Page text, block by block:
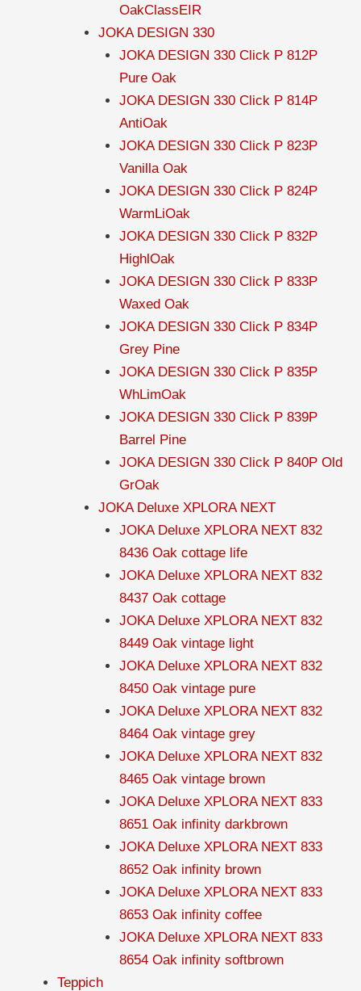
OakClassEIR
JOKA DESIGN 330
JOKA DESIGN 330 Click P 812P
Pure Oak
JOKA DESIGN 330 Click P 814P
AntiOak
JOKA DESIGN 330 Click P 823P
Vanilla Oak
JOKA DESIGN 330 Click P 824P
WarmLiOak
JOKA DESIGN 330 Click P 832P
HighlOak
JOKA DESIGN 330 Click P 833P
Waxed Oak
JOKA DESIGN 330 Click P 834P
Grey Pine
JOKA DESIGN 330 Click P 835P
WhLimOak
JOKA DESIGN 330 Click P 839P
Barrel Pine
JOKA DESIGN 330 Click P 840P Old
GrOak
JOKA Deluxe XPLORA NEXT
JOKA Deluxe XPLORA NEXT 832
8436 Oak cottage life
JOKA Deluxe XPLORA NEXT 832
8437 Oak cottage
JOKA Deluxe XPLORA NEXT 832
8449 Oak vintage light
JOKA Deluxe XPLORA NEXT 832
8450 Oak vintage pure
JOKA Deluxe XPLORA NEXT 832
8464 Oak vintage grey
JOKA Deluxe XPLORA NEXT 832
8465 Oak vintage brown
JOKA Deluxe XPLORA NEXT 833
8651 Oak infinity darkbrown
JOKA Deluxe XPLORA NEXT 833
8652 Oak infinity brown
JOKA Deluxe XPLORA NEXT 833
8653 Oak infinity coffee
JOKA Deluxe XPLORA NEXT 833
8654 Oak infinity softbrown
Teppich